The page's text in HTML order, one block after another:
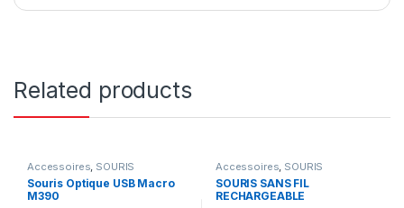
Related products
Accessoires, SOURIS
Souris Optique USB Macro
M390
Accessoires, SOURIS
SOURIS SANS FIL
RECHARGEABLE